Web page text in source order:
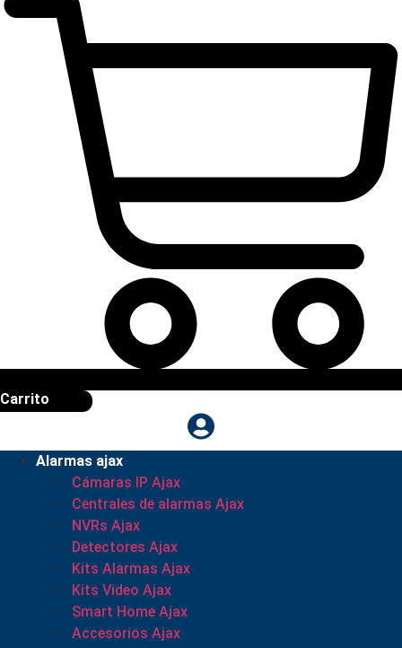
Carrito
Alarmas ajax
Cámaras IP Ajax
Centrales de alarmas Ajax
NVRs Ajax
Detectores Ajax
Kits Alarmas Ajax
Kits Video Ajax
Smart Home Ajax
Accesorios Ajax